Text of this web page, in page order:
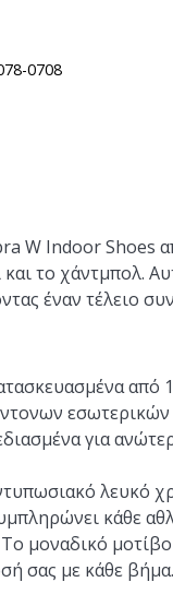
0708
W Indoor Shoes
το χάντμπολ.
έναν τέλειο
από
για
λευκό
κάθε
Το μοναδικό
σας με κάθε βήμα.